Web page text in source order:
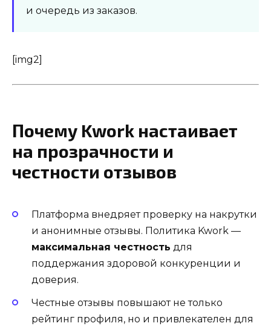
и очередь из заказов.
[img2]
Почему Kwork настаивает
на прозрачности и
честности отзывов
Платформа внедряет проверку на накрутки
и анонимные отзывы. Политика Kwork —
максимальная честность для
поддержания здоровой конкуренции и
доверия.
Честные отзывы повышают не только
рейтинг профиля, но и привлекателен для